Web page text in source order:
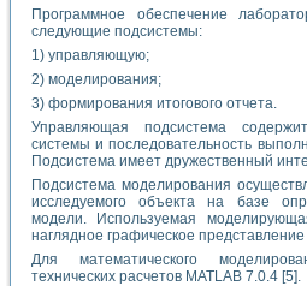
Программное обеспечение
следующие подсистемы:
1) управляющую;
2) моделирования;
3) формирования итогового отчета.
Управляющая подсистема
системы и последовательность
Подсистема имеет дружественный
Подсистема моделирования
исследуемого объекта на базе
модели. Используемая
наглядное графическое
Для математического
технических расчетов MATLAB 7.0.4 [5].